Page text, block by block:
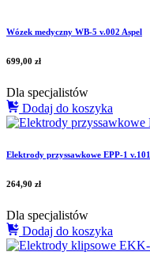
Wózek medyczny WB-5 v.002 Aspel
699,00 zł
Dla specjalistów
Dodaj do koszyka
Elektrody przyssawkowe EPP-1 v.101
264,90 zł
Dla specjalistów
Dodaj do koszyka